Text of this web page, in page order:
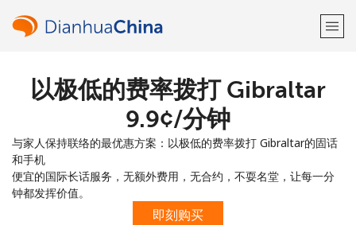
欢迎！
已经有账户了请登录 →
注册使用
以极低的费率拨打 Gibraltar
⁦9.9¢⁩/分钟
与家人保持联络的最优惠方案：以极低的费率拨打 Gibraltar的固话
和手机
便宜的国际长话服务，无额外费用，无合约，不耍名堂，让每一分
钟都发挥价值。
即刻购买